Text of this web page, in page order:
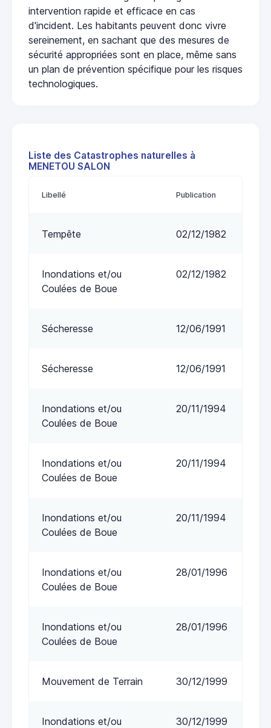
intervention rapide et efficace en cas
d'incident. Les habitants peuvent donc vivre
sereinement, en sachant que des mesures de
sécurité appropriées sont en place, même sans
un plan de prévention spécifique pour les risques
technologiques.
Liste des Catastrophes naturelles à
MENETOU SALON
Libellé Publication
Tempête 02/12/1982
Inondations et/ou
Coulées de Boue
02/12/1982
Sécheresse 12/06/1991
Sécheresse 12/06/1991
Inondations et/ou
Coulées de Boue
20/11/1994
Inondations et/ou
Coulées de Boue
20/11/1994
Inondations et/ou
Coulées de Boue
20/11/1994
Inondations et/ou
Coulées de Boue
28/01/1996
Inondations et/ou
Coulées de Boue
28/01/1996
Mouvement de Terrain 30/12/1999
Inondations et/ou
30/12/1999